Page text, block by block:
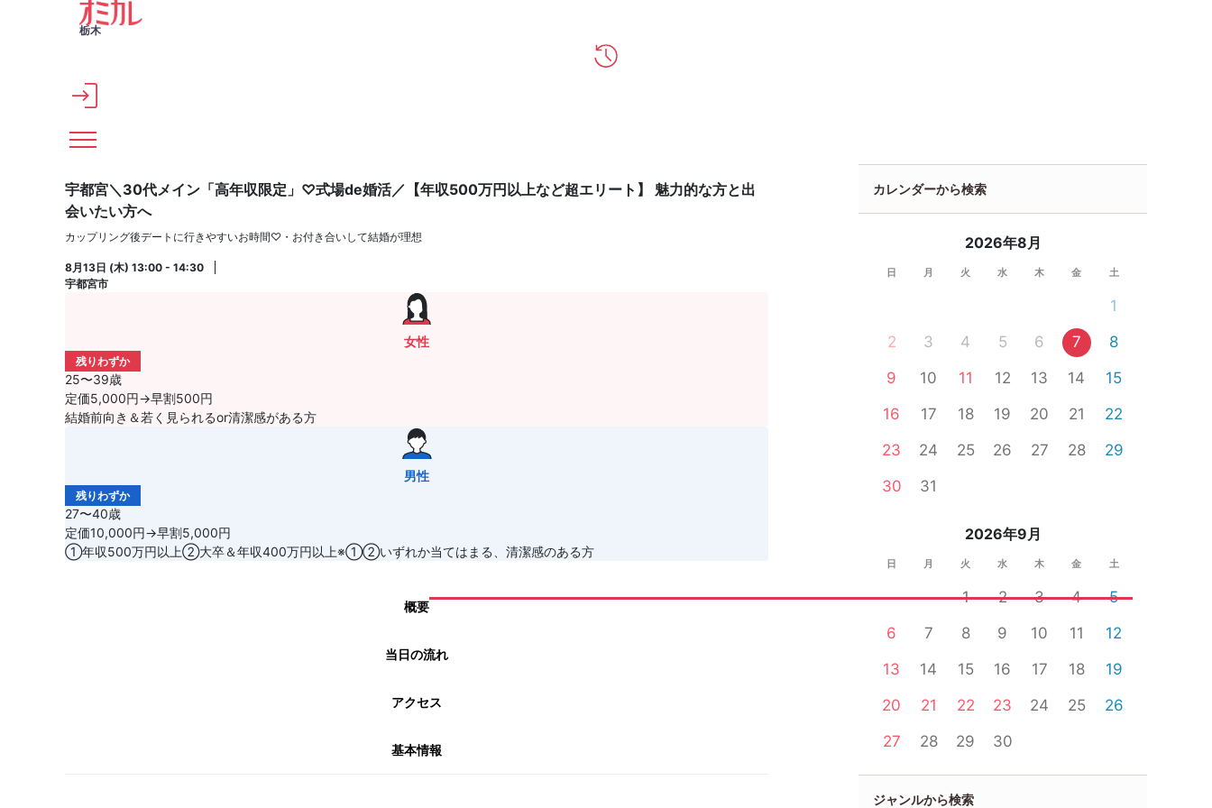
メインコンテンツへスキップ
栃木
宇都宮＼30代メイン「高年収限定」♡式場de婚活／【年収500万円以上など超エリート】 魅力的な方と出
会いたい方へ
カップリング後デートに行きやすいお時間♡・お付き合いして結婚が理想
8月13日 (木) 13:00 - 14:30
宇都宮市
女性
残りわずか
25〜39歳
定価5,000円→早割500円
結婚前向き＆若く見られるor清潔感がある方
男性
残りわずか
27〜40歳
定価10,000円→早割5,000円
①年収500万円以上②大卒＆年収400万円以上※①②いずれか当てはまる、清潔感のある方
概要
当日の流れ
アクセス
基本情報
カレンダーから検索
2026年8月
日 月 火 水 木 金 土
1
2
3 4 5 6 7
8
9
10 11 12 13 14
15
16
17 18 19 20 21
22
23
24 25 26 27 28
29
30
31
2026年9月
日 月 火 水 木 金 土
1 2 3 4
5
6
7 8 9 10 11
12
13
14 15 16 17 18
19
20
21 22 23 24 25
26
27
28 29 30
ジャンルから検索